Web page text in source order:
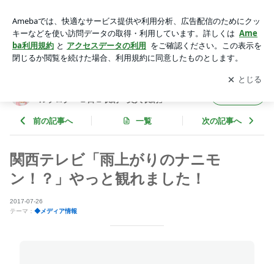
整理収納アドバイザー 西口理恵子 オフィシャルブログ「１日
１収納＝美人収納」Powered by Ameba
アプリをダウンロードして ブログの更新通知
を受け取りまし
ょう。
開く
ルブログ「１日１収納＝美人収納」
前の記事へ 一覧 次の記事へ
関西テレビ「雨上がりのナニモ
ン！？」やっと観れました！
2017-07-26
テーマ： ◆メディア情報